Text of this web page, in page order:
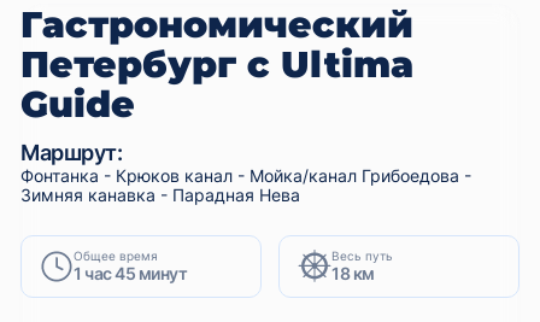
Гастрономический
Петербург с Ultima
Guide
Маршрут:
Фонтанка - Крюков канал - Мойка/канал Грибоедова -
Зимняя канавка - Парадная Нева
Общее время
1 час 45 минут
Весь путь
18 км